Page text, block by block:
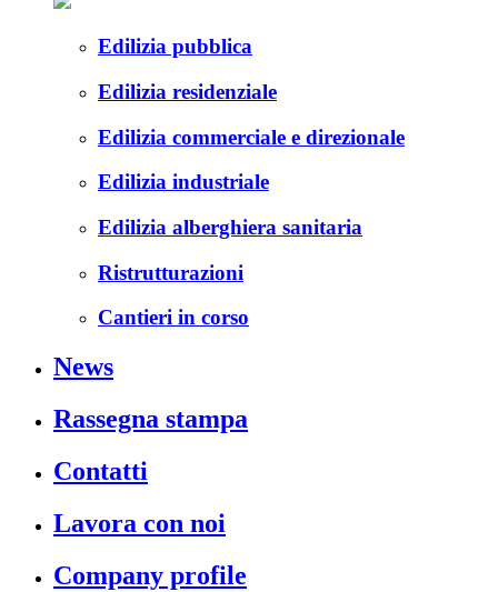
Edilizia pubblica
Edilizia residenziale
Edilizia commerciale e direzionale
Edilizia industriale
Edilizia alberghiera sanitaria
Ristrutturazioni
Cantieri in corso
News
Rassegna stampa
Contatti
Lavora con noi
Company profile